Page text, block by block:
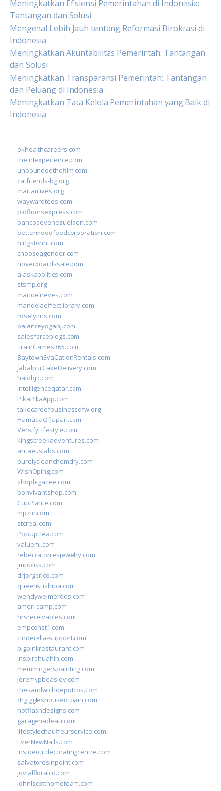
Meningkatkan Efisiensi Pemerintahan di Indonesia:
Tantangan dan Solusi
Mengenal Lebih Jauh tentang Reformasi Birokrasi di
Indonesia
Meningkatkan Akuntabilitas Pemerintah: Tantangan
dan Solusi
Meningkatkan Transparansi Pemerintah: Tantangan
dan Peluang di Indonesia
Meningkatkan Tata Kelola Pemerintahan yang Baik di
Indonesia
okhealthcareers.com
theintexperience.com
unboundedthefilm.com
catfriends-bg.org
marianlives.org
waywardtees.com
pidfloorsexpress.com
bancodevenezuelaen.com
bettermoodfoodcorporation.com
hingstonnt.com
chooseagender.com
hoverboardssale.com
alaskapolitics.com
stsmp.org
manoelneves.com
mandelaeffectlibrary.com
roselynns.com
balanceyoganj.com
salesforceblogs.com
TrainGames365.com
BaytownEvaCationRentals.com
JabalpurCakeDelivery.com
halobjd.com
intelligenceqatar.com
PikaPikaApp.com
takecareofbusinessdfw.org
HamadaOfJapan.com
VersifyLifestyle.com
kingscreekadventures.com
antaeuslabs.com
purelycleanchemdry.com
WishOping.com
shoplegacee.com
bonvivantshop.com
CupPlante.com
mpzin.com
stcreal.com
PopUpFlea.com
valueml.com
rebeccatorresjewelry.com
jmpbliss.com
drjorgerico.com
queensushipa.com
wendyweimerdds.com
ameri-camp.com
hrsreceivables.com
empconst1.com
cinderella-support.com
bigpinkrestaurant.com
inspirehuahin.com
memmingerspainting.com
jeremypbeasley.com
thesandwichdepotcos.com
drgiggleshouseofpain.com
hotflashdesigns.com
garagenadeau.com
lifestylechauffeurservice.com
EverNewNails.com
insideoutdecoratingcentre.com
salvatoresinpoint.com
jovialfloralco.com
johnlscotthometeam.com